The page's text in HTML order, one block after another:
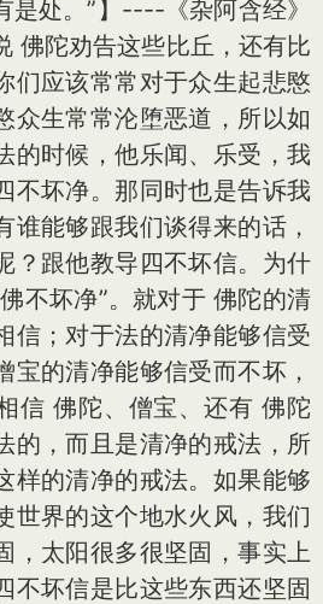
是处。”】----《杂阿含经》
佛陀劝告这些比丘，还有比
们应该常常对于众生起悲愍
众生常常沦堕恶道，所以如
的时候，他乐闻、乐受，我
不坏净。那同时也是告诉我
谁能够跟我们谈得来的话，
？跟他教导四不坏信。为什
不坏净”。就对于 佛陀的清
信；对于法的清净能够信受
宝的清净能够信受而不坏，
信 佛陀、僧宝、还有 佛陀
的，而且是清净的戒法，所
样的清净的戒法。如果能够
世界的这个地水火风，我们
，太阳很多很坚固，事实上
不坏信是比这些东西还坚固